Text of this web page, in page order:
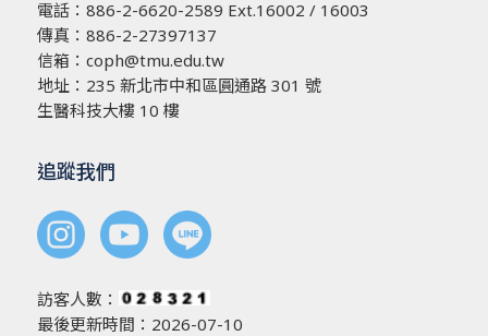
電話： 886-2-6620-2589 Ext.16002 / 16003
傳真：886-2-27397137
信箱： coph@tmu.edu.tw
地址： 235 新北市中和區圓通路 301 號
生醫科技大樓 10 樓
追蹤我們
訪客人數：
最後更新時間：2026-07-10